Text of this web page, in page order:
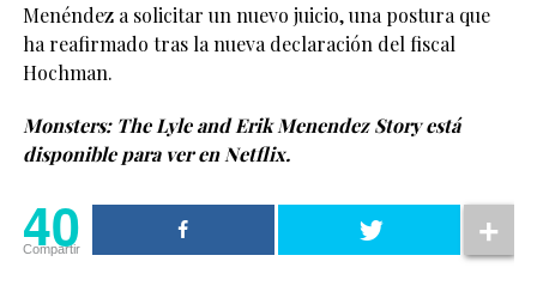
Menéndez a solicitar un nuevo juicio, una postura que
ha reafirmado tras la nueva declaración del fiscal
Hochman.
Monsters: The Lyle and Erik Menendez Story está
disponible para ver en Netflix.
40
Compartir